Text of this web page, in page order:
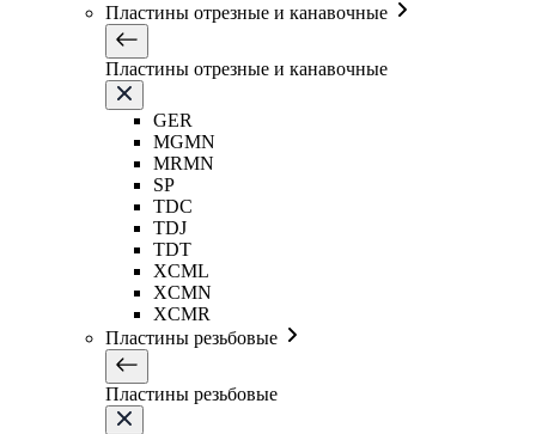
Пластины отрезные и канавочные
Пластины отрезные и канавочные
GER
MGMN
MRMN
SP
TDC
TDJ
TDT
XCML
XCMN
XCMR
Пластины резьбовые
Пластины резьбовые